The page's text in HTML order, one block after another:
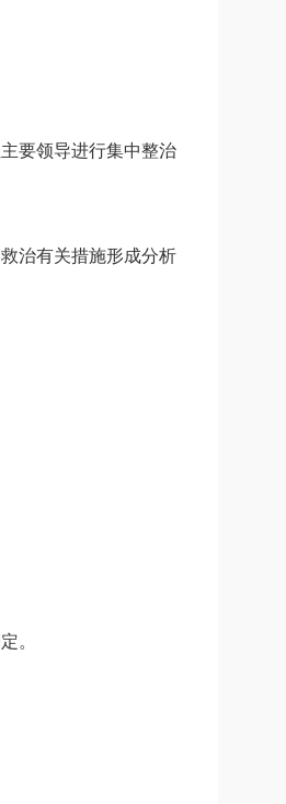
要领导进行集中整治
治有关措施形成分析
。